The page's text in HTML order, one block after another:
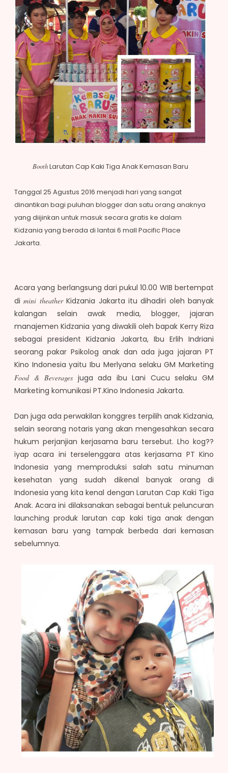
BoothLarutan Cap Kaki Tiga Anak Kemasan Baru
Tanggal 25 Agustus 2016 menjadi hari yang sangat
dinantikan bagi puluhan blogger dan satu orang anaknya
yang diijinkan untuk masuk secara gratis ke dalam
Kidzania yang berada di lantai 6 mall Pacific Place
Jakarta.
Acara yang berlangsung dari pukul 10.00 WIB bertempat
dimini theatherKidzania Jakarta itu dihadiri oleh banyak
kalangan selain awak media, blogger, jajaran
manajemen Kidzania yang diwakili oleh bapak Kerry Riza
sebagai president Kidzania Jakarta, Ibu Erlih Indriani
seorang pakar Psikolog anak dan ada juga jajaran PT
Kino Indonesia yaitu Ibu Merlyana selaku GM Marketing
Food & Beverages juga ada ibu Lani Cucu selaku GM
Marketing komunikasi PT.Kino Indonesia Jakarta.
Dan juga ada perwakilan konggres terpilih anak Kidzania,
selain seorang notaris yang akan mengesahkan secara
hukum perjanjian kerjasama baru tersebut. Lho kog??
iyap acara ini terselenggara atas kerjasama PT Kino
Indonesia yang memproduksi salah satu minuman
kesehatan yang sudah dikenal banyak orang di
Indonesia yang kita kenal dengan Larutan Cap Kaki Tiga
Anak. Acara ini dilaksanakan sebagai bentuk peluncuran
launching produk larutan cap kaki tiga anak dengan
kemasan baru yang tampak berbeda dari kemasan
sebelumnya.